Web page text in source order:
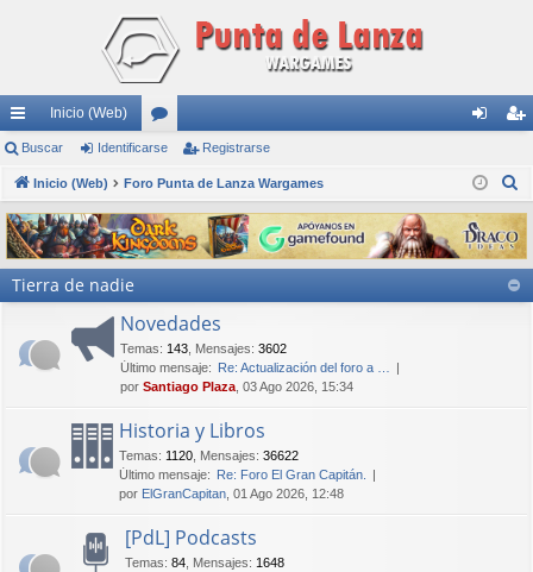
nl
ac
es
rá
pi
Inicio (Web)
or
os nti
fic
ar
ist
ra
rs
e
Buscar Identificarse Registrarse
Inicio (Web) Foro Punta de Lanza Wargames
s
c
Tierra de nadie
Novedades
Temas: 143 Mensajes: 3602
Último mensaje: Re: Actualización del foro a …
por Santiago Plaza , 03 Ago 2026, 15:34
Historia y Libros
Temas: 1120 Mensajes: 36622
Último mensaje: Re: Foro El Gran Capitán.
por ElGranCapitan , 01 Ago 2026, 12:48
[PdL] Podcasts
Temas: 84 Mensajes: 1648